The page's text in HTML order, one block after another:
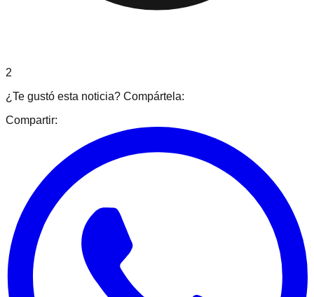
2
¿Te gustó esta noticia? Compártela:
Compartir: